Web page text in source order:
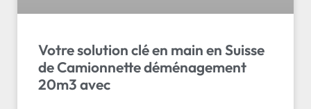
Votre solution clé en main en Suisse
de Camionnette déménagement
20m3 avec